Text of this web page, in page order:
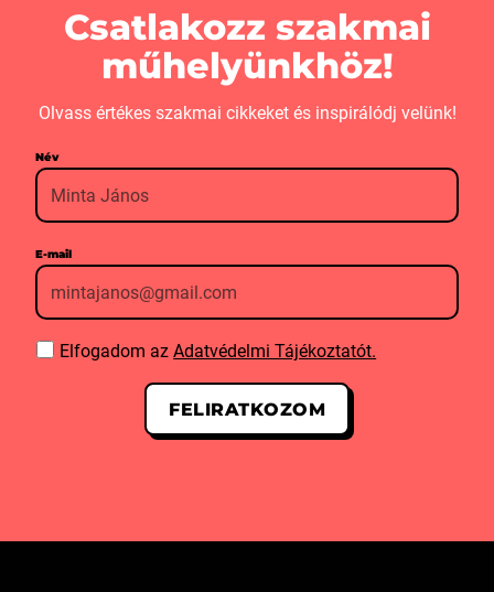
Csatlakozz szakmai
műhelyünkhöz!
Olvass értékes szakmai cikkeket és inspirálódj velünk!
Név
E-mail
Elfogadom azAdatvédelmi Tájékoztatót.